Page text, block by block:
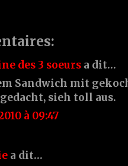
des 3 soeurs a dit…
Sandwich mit
sieh toll aus.
à 09:47
a dit…